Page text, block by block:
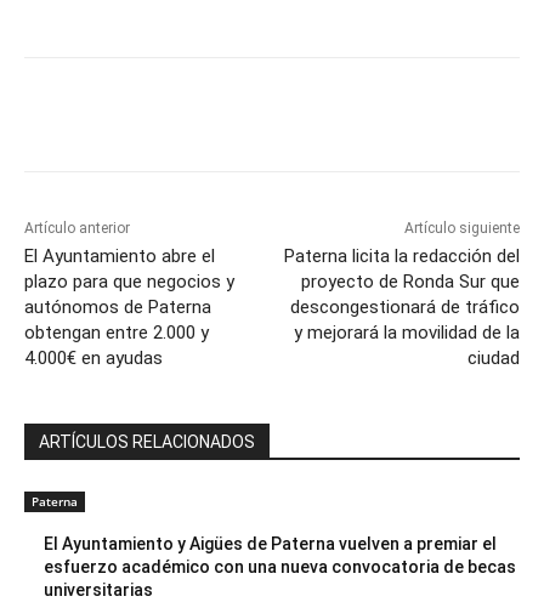
Artículo anterior
El Ayuntamiento abre el
plazo para que negocios y
autónomos de Paterna
obtengan entre 2.000 y
4.000€ en ayudas
Artículo siguiente
Paterna licita la redacción del
proyecto de Ronda Sur que
descongestionará de tráfico
y mejorará la movilidad de la
ciudad
ARTÍCULOS RELACIONADOS
Paterna
El Ayuntamiento y Aigües de Paterna vuelven a premiar el
esfuerzo académico con una nueva convocatoria de becas
universitarias